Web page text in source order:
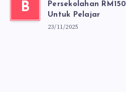
B
Persekolahan RM150
Untuk Pelajar
23/11/2025